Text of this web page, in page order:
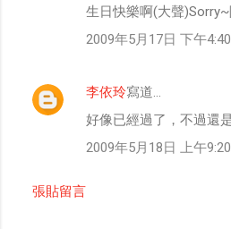
生日快樂啊(大聲
2009年5月17日 下午
李依玲寫道…
好像已經過了，不過還
2009年5月18日 上午
張貼留言